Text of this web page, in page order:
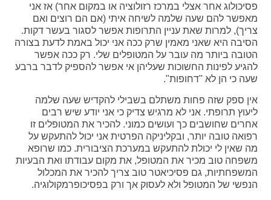
פסיכולוג אחר אצלי במרכז רזולוציה או במקום אחר) אז אני
מאפשר להם שעה שלמה לשיחה איתי (אם הם רוצים ואם
צריך), למרות שאת עניין התרופות אפשר לסגור בעשר דקות.
הסיבה היא שאני מאמין שרק ככה אני יכול באמת לדעת בצורה
הטובה ביותר מה עובר על המטופלים שלי. רק ככה אפשר
להגיע לפינות החשוכות שעליהן אי אפשר להספיק לדבר ברבע
שעה כי הן לא "דחופות".
אין ספק שזה פחות משתלם בשבילי להקדיש שעה שלמה
ליעוץ תרופתי. אני לא מרגיש צדיק כי אני יודע שיש רבים
אחרים שחושבים כך ועושים כמוני. להכיר את המטופלים זו
רפואה טובה יותר, ובקליניקה הפרטית אני יכול להתעקש על
מה שאין לי יכולת להתעקש במערכת הציבורית. כמו שרופא
משפחה טוב מכיר את המטופל, את מקום עבודתו ואת הבעיות
המשפחתיות, גם פסיכיאטר טוב צריך להכיר את המכלול
הנפשי של המטופל ולא לעסוק אך ורק בפסיכופרמקולוגיה.